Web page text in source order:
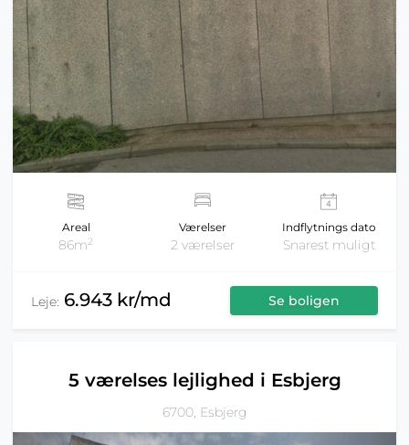
Areal
86m2
Værelser
2 værelser
Indflytnings dato
Snarest muligt
Leje: 6.943 kr/md Se boligen
5 værelses lejlighed i Esbjerg
6700, Esbjerg